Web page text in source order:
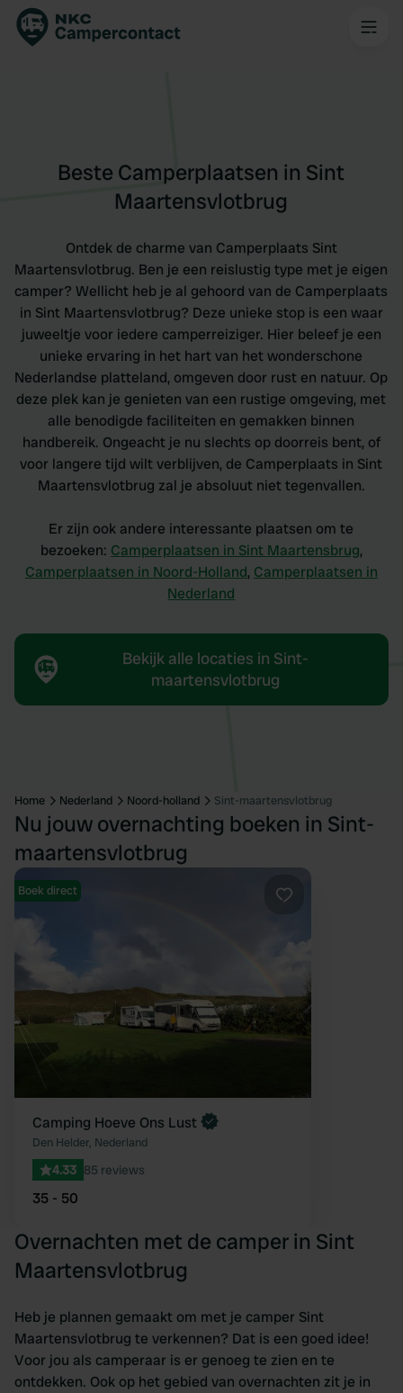
Beste Camperplaatsen in Sint
Maartensvlotbrug
Ontdek de charme van Camperplaats Sint
Maartensvlotbrug. Ben je een reislustig type met je eigen
camper? Wellicht heb je al gehoord van de Camperplaats
in Sint Maartensvlotbrug? Deze unieke stop is een waar
juweeltje voor iedere camperreiziger. Hier beleef je een
unieke ervaring in het hart van het wonderschone
Nederlandse platteland, omgeven door rust en natuur. Op
deze plek kan je genieten van een rustige omgeving, met
alle benodigde faciliteiten en gemakken binnen
handbereik. Ongeacht je nu slechts op doorreis bent, of
voor langere tijd wilt verblijven, de Camperplaats in Sint
Maartensvlotbrug zal je absoluut niet tegenvallen.
Er zijn ook andere interessante plaatsen om te
bezoeken: Camperplaatsen in Sint Maartensbrug,
Camperplaatsen in Noord-Holland, Camperplaatsen in
Nederland
Bekijk alle locaties in Sint-
maartensvlotbrug
Home Nederland Noord-holland Sint-maartensvlotbrug
Nu jouw overnachting boeken in Sint-
maartensvlotbrug
Boek direct
Camping Hoeve Ons Lust
Den Helder, Nederland
4.33 85 reviews
35 - 50
Overnachten met de camper in Sint
Maartensvlotbrug
Heb je plannen gemaakt om met je camper Sint
Maartensvlotbrug te verkennen? Dat is een goed idee!
Voor jou als camperaar is er genoeg te zien en te
ontdekken. Ook op het gebied van overnachten zit je in